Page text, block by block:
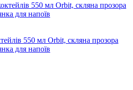
550 мл Orbit, скляна прозора
для напоїв